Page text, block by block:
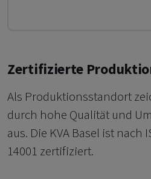
Zertifizierte
Als Produktionsstandort
durch hohe Qualität und
aus. Die KVA Basel ist nach
14001 zertifiziert.